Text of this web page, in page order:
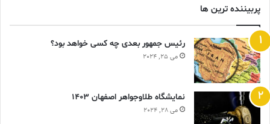
پربیننده ترین ها
رئیس جمهور بعدی چه کسی خواهد بود؟
می 25, 2024
نمایشگاه طلاوجواهر اصفهان 1403
می 28, 2024